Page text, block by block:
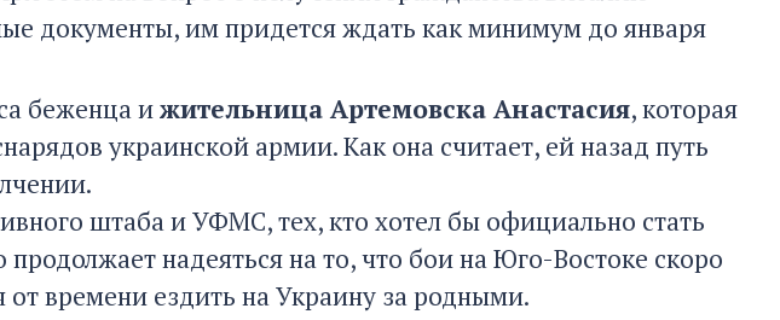
документы, им придется ждать как минимум до января
беженца ижительница Артемовска Анастасия, которая
украинской армии. Как она считает, ей назад путь
штаба и УФМС, тех, кто хотел бы официально стать
надеяться на то, что бои на Юго-Востоке скоро
от времени ездить на Украину за родными.